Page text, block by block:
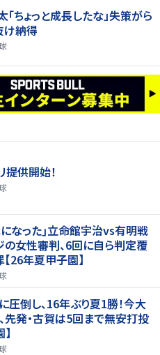
「ちょっと成長したな」失策がら
け納得
供開始！
なった｣立命館宇治vs有明戦
の女性審判、6回に自ら判定覆
26年夏甲子園】
倒し、16年ぶり夏1勝！今大
先発・古賀は5回まで無安打投